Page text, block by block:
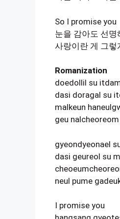
So I promise you
눈을 감아도 선명
사랑이란 게 그렇
Romanization
doedollil su
dasi doragal su
malkeun
geu
gyeondyeonael
dasi geureol su
neul pume
I promise you